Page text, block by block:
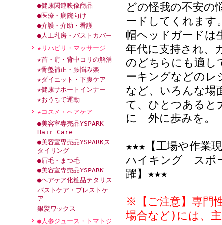
●健康関連映像商品
●医療・病院向け
●介護・介助・看護
●人工乳房・バストカバー
★リハビリ・マッサージ
★首・肩・背中コリの解消
★骨盤補正・腰悩み楽
★ダイエット・下腹ケア
★健康サポートインナー
★おうちで運動
★コスメ・ヘアケア
●美容室専売品YSPARK
Hair Care
●美容室専売品YSPARKス
タイリング
●眉毛・まつ毛
●美容室専売品YSPARK
●ヘアケア化粧品テタリス
バストケア・ブレストケ
ア
銀髪ワックス
●人参ジュース・トマトジ
どの怪我の不安の
ードしてくれます
帽ヘッドガードは
年代に支持され、
のどちらにも適し
ーキングなどのレ
など、いろんな場
て、ひとつある
に 外に歩みを。
★★★【工場や作
ハイキング スポ
躍】★★★
※【ご注意】専門
場合など)には、